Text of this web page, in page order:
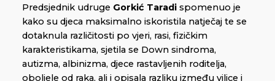
Predsjednik udruge Gorkić Taradi spomenuo je
kako su djeca maksimalno iskoristila natječaj te se
dotaknula različitosti po vjeri, rasi, fizičkim
karakteristikama, sjetila se Down sindroma,
autizma, albinizma, djece rastavljenih roditelja,
oboljele od raka, ali i opisala razliku između vilice i